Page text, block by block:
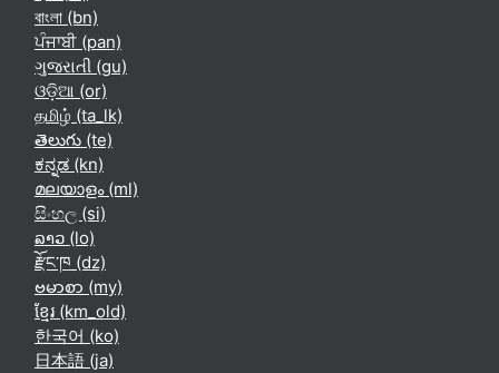
বাংলা ‎(bn)‎
ਪੰਜਾਬੀ ‎(pan)‎
ગુજરાતી ‎(gu)‎
ଓଡ଼ିଆ ‎(or)‎
தமிழ் ‎(ta_lk)‎
తెలుగు ‎(te)‎
ಕನ್ನಡ ‎(kn)‎
മലയാളം ‎(ml)‎
සිංහල ‎(si)‎
ລາວ ‎(lo)‎
རྫོང་ཁ ‎(dz)‎
ဗမာစာ ‎(my)‎
ខ្មែរ ‎(km_old)‎
한국어 ‎(ko)‎
日本語 ‎(ja)‎